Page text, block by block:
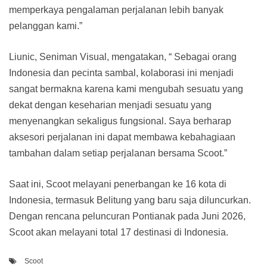
memperkaya pengalaman perjalanan lebih banyak
pelanggan kami.”
Liunic, Seniman Visual, mengatakan, “ Sebagai orang
Indonesia dan pecinta sambal, kolaborasi ini menjadi
sangat bermakna karena kami mengubah sesuatu yang
dekat dengan keseharian menjadi sesuatu yang
menyenangkan sekaligus fungsional. Saya berharap
aksesori perjalanan ini dapat membawa kebahagiaan
tambahan dalam setiap perjalanan bersama Scoot.”
Saat ini, Scoot melayani penerbangan ke 16 kota di
Indonesia, termasuk Belitung yang baru saja diluncurkan.
Dengan rencana peluncuran Pontianak pada Juni 2026,
Scoot akan melayani total 17 destinasi di Indonesia.
Scoot